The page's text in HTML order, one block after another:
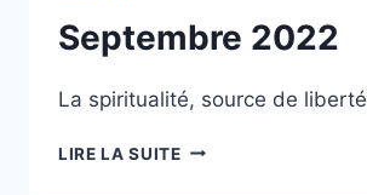
Septembre 2022
La spiritualité, source de liberté
LIRE LA SUITESEPTEMBRE